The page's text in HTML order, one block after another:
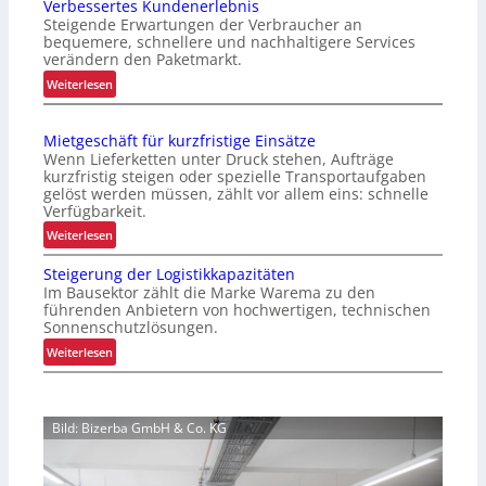
p
t
i
m
i
e
t
e
r
P
a
l
e
t
t
e
n
w
c
h
Verbessertes Kundenerlebnis
Steigende Erwartungen der Verbraucher an
bequemere, schnellere und nachhaltigere Services
verändern den Paketmarkt.
Weiterlesen:
V
r
b
e
s
s
e
r
t
e
s
K
u
e
Mietgeschäft für kurzfristige Einsätze
Wenn Lieferketten unter Druck stehen, Aufträge
kurzfristig steigen oder spezielle Transportaufgaben
gelöst werden müssen, zählt vor allem eins: schnelle
Verfügbarkeit.
Weiterlesen:
M
i
e
t
g
e
s
h
ä
Steigerung der Logistikkapazitäten
Im Bausektor zählt die Marke Warema zu den
führenden Anbietern von hochwertigen, technischen
Sonnenschutzlösungen.
Weiterlesen:
S
i
Bild: Bizerba GmbH & Co. KG